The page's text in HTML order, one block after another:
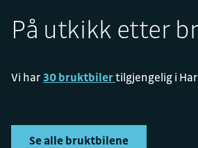
På utkikk etter
Vi har 30 bruktbilertilgjengelig i
Se alle bruktbilene